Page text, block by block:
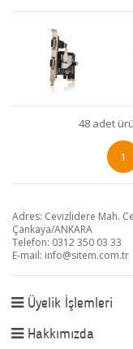
48 adet
1
Adres: Cevizlidere Mah.
Çankaya/ANKARA
Telefon: 0312 350 03 33
E-mail: info@sitem.com.tr
Üyelik İşlemleri
Hakkımızda